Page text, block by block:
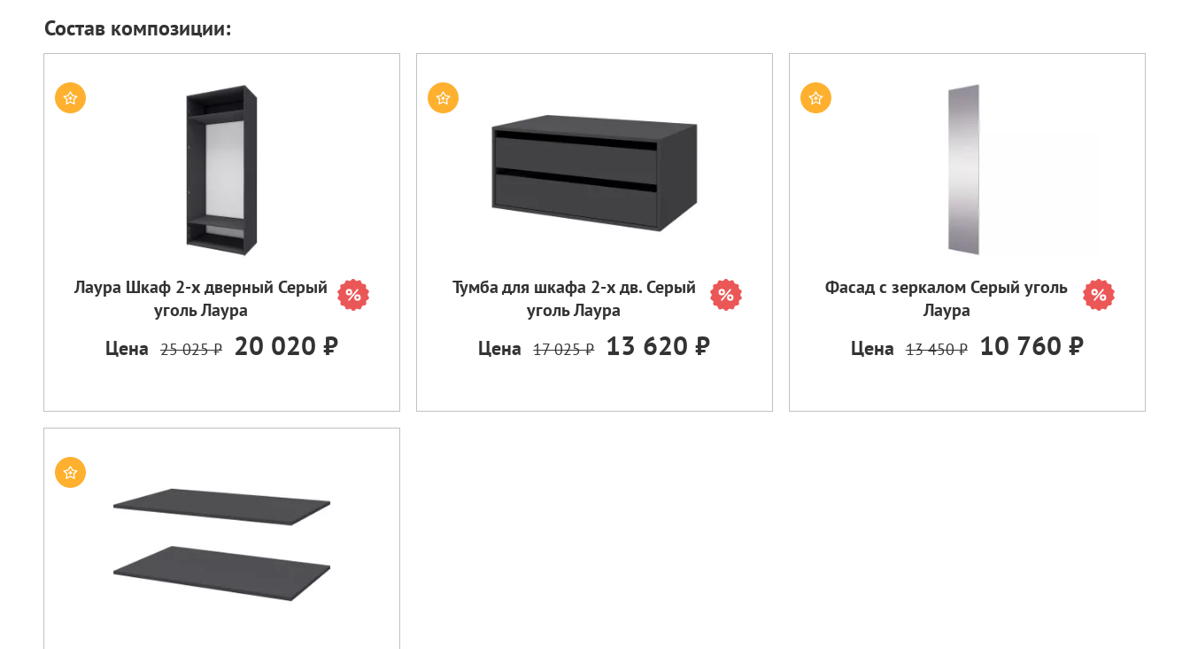
Состав композиции:
Лаура Шкаф 2-х дверный Серый
уголь Лаура
Цена 25 025 ₽ 20 020 ₽
Тумба для шкафа 2-х дв. Серый
уголь Лаура
Цена 17 025 ₽ 13 620 ₽
Фасад с зеркалом Серый уголь
Лаура
Цена 13 450 ₽ 10 760 ₽